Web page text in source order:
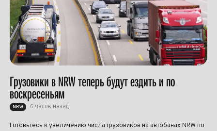
Грузовики в NRW теперь будут ездить и по
воскресеньям
NRW 6 часов назад
Готовьтесь к увеличению числа грузовиков на автобанах NRW по